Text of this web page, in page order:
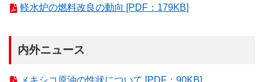
軽水炉の燃料改良の動向 [PDF：179KB]
内外ニュース
メキシコ原油の性状について [PDF：90KB]